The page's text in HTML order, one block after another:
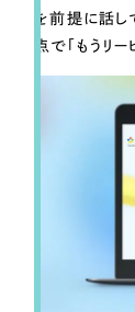
を前提に話
点で「もうリ